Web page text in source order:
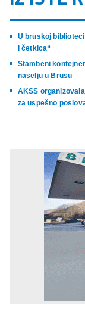
U bruskoj
i četkica“
Stambeni
naselju u Brusu
AKSS
za uspešno